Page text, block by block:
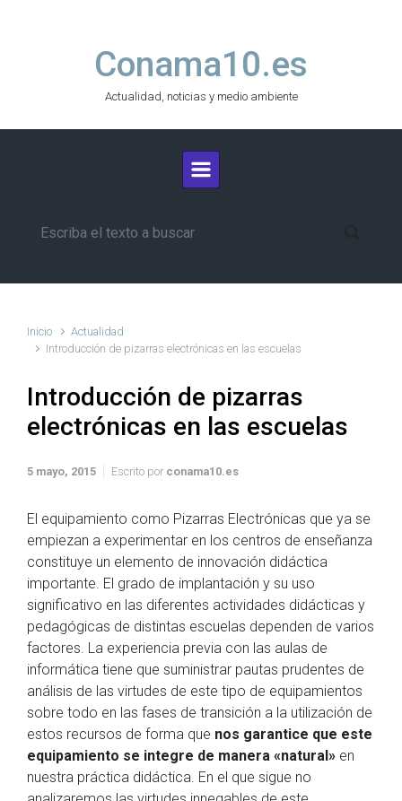
Conama10.es
Actualidad, noticias y medio ambiente
Inicio
Actualidad
Introducción de pizarras electrónicas en las escuelas
Introducción de pizarras
electrónicas en las escuelas
5 mayo, 2015 Escrito por conama10.es
El equipamiento como Pizarras Electrónicas que ya se
empiezan a experimentar en los centros de enseñanza
constituye un elemento de innovación didáctica
importante. El grado de implantación y su uso
significativo en las diferentes actividades didácticas y
pedagógicas de distintas escuelas dependen de varios
factores. La experiencia previa con las aulas de
informática tiene que suministrar pautas prudentes de
análisis de las virtudes de este tipo de equipamientos
sobre todo en las fases de transición a la utilización de
estos recursos de forma que nos garantice que este
equipamiento se integre de manera «natural» en
nuestra práctica didáctica. En el que sigue no